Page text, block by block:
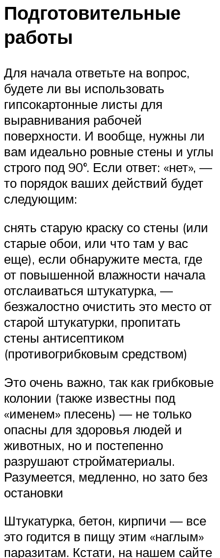
Подготовительные
работы
Для начала ответьте на вопрос,
будете ли вы использовать
гипсокартонные листы для
выравнивания рабочей
поверхности. И вообще, нужны ли
вам идеально ровные стены и углы
строго под 90°. Если ответ: «нет», —
то порядок ваших действий будет
следующим:
снять старую краску со стены (или
старые обои, или что там у вас
еще), если обнаружите места, где
от повышенной влажности начала
отслаиваться штукатурка, —
безжалостно очистить это место от
старой штукатурки, пропитать
стены антисептиком
(противогрибковым средством)
Это очень важно, так как грибковые
колонии (также известны под
«именем» плесень) — не только
опасны для здоровья людей и
животных, но и постепенно
разрушают стройматериалы.
Разумеется, медленно, но зато без
остановки
Штукатурка, бетон, кирпичи — все
это годится в пищу этим «наглым»
паразитам. Кстати, на нашем сайте